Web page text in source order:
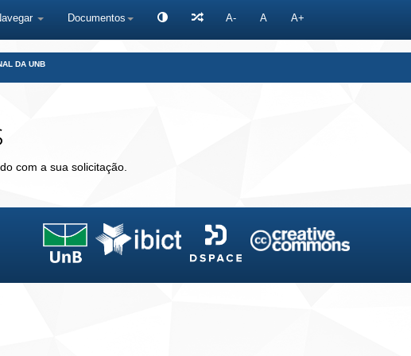
Documentos A- A A+
DA UNB
com a sua solicitação.